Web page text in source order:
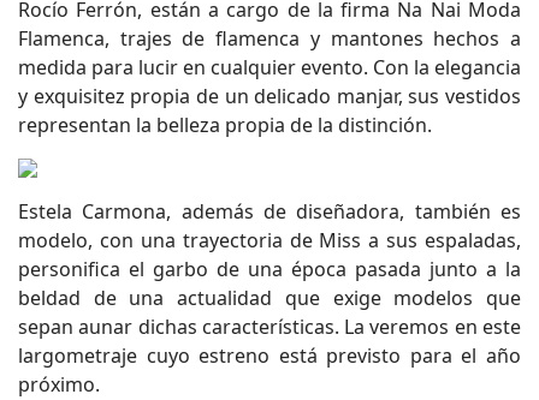
Rocío Ferrón, están a cargo de la firma Na Nai Moda
Flamenca, trajes de flamenca y mantones hechos a
medida para lucir en cualquier evento. Con la elegancia
y exquisitez propia de un delicado manjar, sus vestidos
representan la belleza propia de la distinción.
Estela Carmona, además de diseñadora, también es
modelo, con una trayectoria de Miss a sus espaladas,
personifica el garbo de una época pasada junto a la
beldad de una actualidad que exige modelos que
sepan aunar dichas características. La veremos en este
largometraje cuyo estreno está previsto para el año
próximo.